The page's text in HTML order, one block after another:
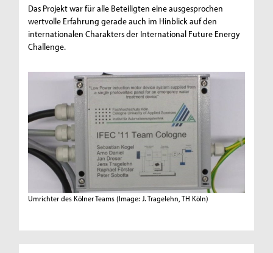
Das Projekt war für alle Beteiligten eine ausgesprochen
wertvolle Erfahrung gerade auch im Hinblick auf den
internationalen Charakters der International Future Energy
Challenge.
Umrichter des Kölner Teams (Image: J. Tragelehn, TH Köln)